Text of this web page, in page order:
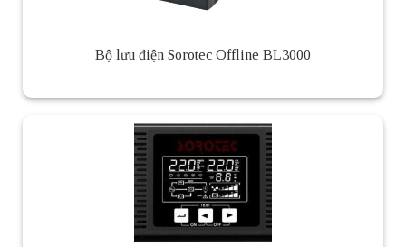
Bộ lưu điện Sorotec Offline BL3000